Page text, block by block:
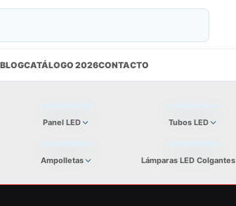
BLOGCATÁLOGO 2026CONTACTO
Panel LED Tubos LED
Ampolletas Lámparas LED Colgantes